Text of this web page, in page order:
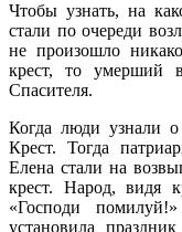
Чтобы узнать, на
стали по очереди
не произошло
крест, то умерший
Спасителя.
Когда люди узнали о
Крест. Тогда
Елена стали на
крест. Народ, видя
«Господи
установила